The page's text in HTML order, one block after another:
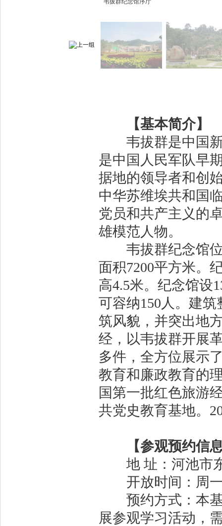
韦拔群纪念馆序厅
【基本简介】
韦拔群是中国新
是中国人民军队早
据地的领导者和创
中华苏维埃共和国
党员和共产主义的
雄模范人物。
韦拔群纪念馆位
面积7200平方米。
高4.5米。纪念馆设
可容纳150人。建
筑风貌，并突出地
经，以韦拔群开展
多件，全方位展示
教育和廉政教育的
国第一批红色旅游
共党史教育基地。
【参观预约信
地 址：河池市东
开放时间：周一
预约方式：本基
展参观学习活动，